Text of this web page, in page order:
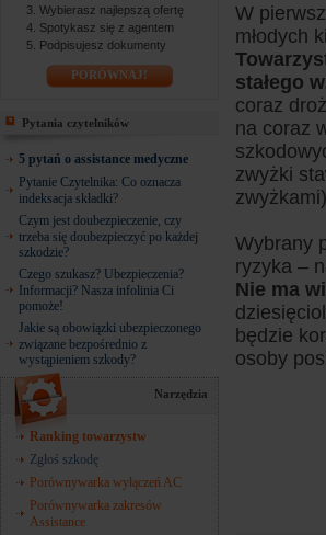
Wybierasz najlepszą ofertę
Spotykasz się z agentem
Podpisujesz dokumenty
PORÓWNAJ!
Pytania czytelników
5 pytań o assistance medyczne
Pytanie Czytelnika: Co oznacza
indeksacja składki?
Czym jest doubezpieczenie, czy
trzeba się doubezpieczyć po każdej
szkodzie?
Czego szukasz? Ubezpieczenia?
Informacji? Nasza infolinia Ci
pomoże!
Jakie są obowiązki ubezpieczonego
związane bezpośrednio z
wystąpieniem szkody?
Narzędzia
Ranking towarzystw
Zgłoś szkodę
Porównywarka wyłączeń AC
Porównywarka zakresów
Assistance
W
młodych
stałego
coraz
na coraz
zwyżki
Wybrany
ryzyka –
Nie ma
będzie
osoby